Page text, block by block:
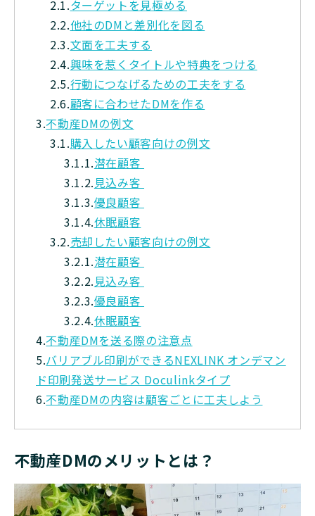
2.1.ターゲットを見極める
2.2.他社のDMと差別化を図る
2.3.文面を工夫する
2.4.興味を惹くタイトルや特典をつける
2.5.行動につなげるための工夫をする
2.6.顧客に合わせたDMを作る
3.不動産DMの例文
3.1.購入したい顧客向けの例文
3.1.1.潜在顧客
3.1.2.見込み客
3.1.3.優良顧客
3.1.4.休眠顧客
3.2.売却したい顧客向けの例文
3.2.1.潜在顧客
3.2.2.見込み客
3.2.3.優良顧客
3.2.4.休眠顧客
4.不動産DMを送る際の注意点
5.バリアブル印刷ができるNEXLINK オンデマン
ド印刷発送サービス Doculinkタイプ
6.不動産DMの内容は顧客ごとに工夫しよう
不動産DMのメリットとは？